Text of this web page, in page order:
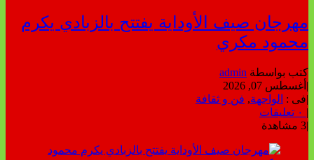
مهرجان صيف الأوداية يفتتح بالزبادي يكرم
محمود مكري
كتب بواسطة admin
| أغسطس 07, 2026
|فى : الواجهة, فن و ثقافة
|
|3 مشاهدة